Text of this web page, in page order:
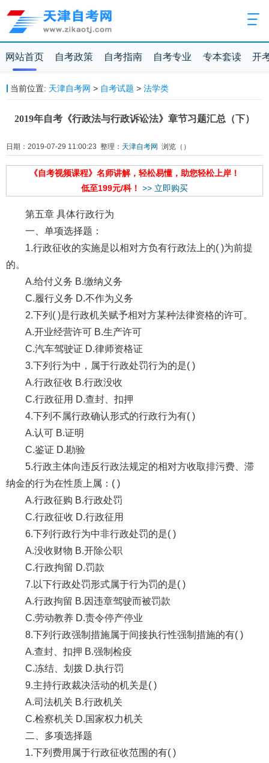
网站首页 自考政策 自考指南 自考专业 专本套读 开
当前位置: 天津自考网 > 自考试题 > 法学类
2019年自考《行政法与行政诉讼法》章节习题汇总（下）
日期：2019-07-29 11:00:23 整理： 天津自考网 浏览（ ）
《自考视频课程》名师讲解，轻松易懂，助您轻松上岸！
低至199元/科！ >> 立即购买
第五章 具体行政行为
一、单项选择题：
1.行政征收的实施是以相对方负有行政法上的( )为前提
的。
A.给付义务 B.缴纳义务
C.履行义务 D.不作为义务
2.下列( )是行政机关赋予相对方某种法律资格的许可。
A.开业经营许可 B.生产许可
C.汽车驾驶证 D.律师资格证
3.下列行为中，属于行政处罚行为的是( )
A.行政征收 B.行政没收
C.行政征用 D.查封、扣押
4.下列不属行政确认形式的行政行为有( )
A.认可 B.证明
C.鉴证 D.勘验
5.行政主体向违反行政法规定的相对方收取排污费、滞
纳金的行为在性质上属：( )
A.行政征购 B.行政处罚
C.行政征收 D.行政征用
6.下列行政行为中非行政处罚的是( )
A.没收财物 B.开除公职
C.行政拘留 D.罚款
7.以下行政处罚形式属于行为罚的是( )
A.行政拘留 B.因违章驾驶而被罚款
C.劳动教养 D.责令停产停业
8.下列行政强制措施属于间接执行性强制措施的有( )
A.查封、扣押 B.强制检疫
C.冻结、划拨 D.执行罚
9.主持行政裁决活动的机关是( )
A.司法机关 B.行政机关
C.检察机关 D.国家权力机关
二、多项选择题
1.下列费用属于行政征收范围的有( )